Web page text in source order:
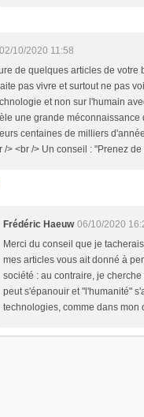
02/10/2020 11:58
de quelques articles de
pas vivre et surtout ne pas
et non sur l'humain
une grande
centaines de milliers
/> <br /> Un conseil : "Prenez de
Frédéric Haeuw 06/10/2020
Merci du conseil que je
mes articles vous ait donné à
société : au contraire, je
peut s'épanouir et "l'humanité"
technologies, comme dans mon